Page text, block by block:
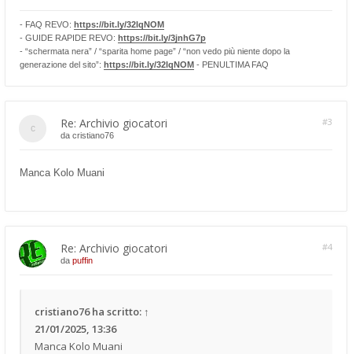
- FAQ REVO: https://bit.ly/32lqNOM
- GUIDE RAPIDE REVO: https://bit.ly/3jnhG7p
- “schermata nera” / “sparita home page” / “non vedo più niente dopo la
generazione del sito”: https://bit.ly/32lqNOM - PENULTIMA FAQ
Re: Archivio giocatori #3
da cristiano76
Manca Kolo Muani
Re: Archivio giocatori #4
da puffin
cristiano76ha scritto: ↑
21/01/2025, 13:36
Manca Kolo Muani